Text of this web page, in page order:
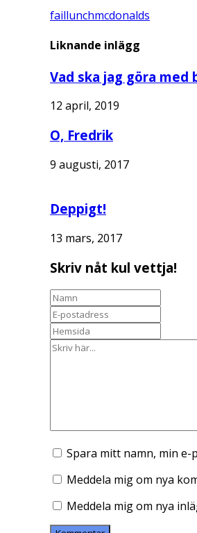
faillunchmcdonalds
Liknande inlägg
Vad ska jag göra med
12 april, 2019
O, Fredrik
9 augusti, 2017
Deppigt!
13 mars, 2017
Skriv nåt kul vettja!
Spara mitt namn, min
Meddela mig om nya
Meddela mig om nya